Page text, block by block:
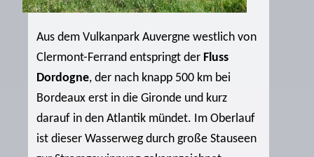
Aus dem Vulkanpark Auvergne westlich von
Clermont-Ferrand entspringt der Fluss
Dordogne, der nach knapp 500 km bei
Bordeaux erst in die Gironde und kurz
darauf in den Atlantik mündet. Im Oberlauf
ist dieser Wasserweg durch große Stauseen